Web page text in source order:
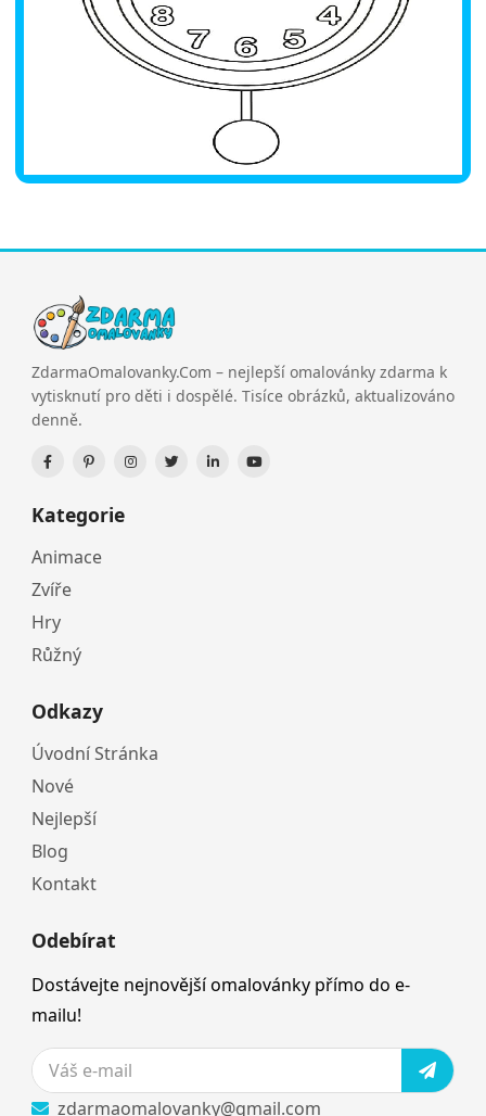
ZdarmaOmalovanky.Com – nejlepší omalovánky zdarma k
vytisknutí pro děti i dospělé. Tisíce obrázků, aktualizováno
denně.
Kategorie
Animace
Zvíře
Hry
Růžný
Odkazy
Úvodní Stránka
Nové
Nejlepší
Blog
Kontakt
Odebírat
Dostávejte nejnovější omalovánky přímo do e-
mailu!
zdarmaomalovanky@gmail.com